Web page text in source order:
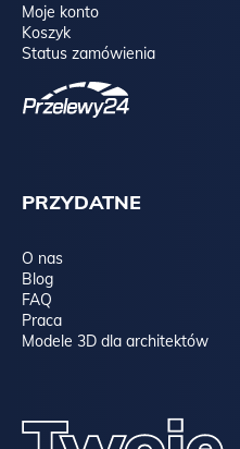
Spójrz na porównanie forniru
Moje konto
Koszyk
Status zamówienia
PRZYDATNE
O nas
Blog
FAQ
Praca
Modele 3D dla architektów